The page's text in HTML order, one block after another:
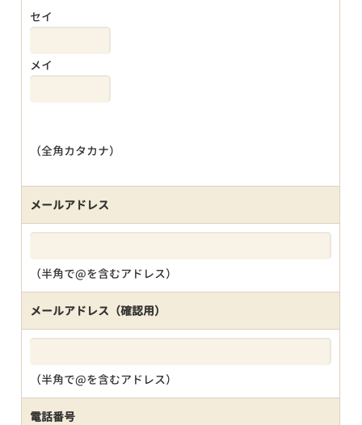
セイ
メイ
（全角カタカナ）
メールアドレス
（半角で@を含むアドレス）
メールアドレス（確認用）
（半角で@を含むアドレス）
電話番号